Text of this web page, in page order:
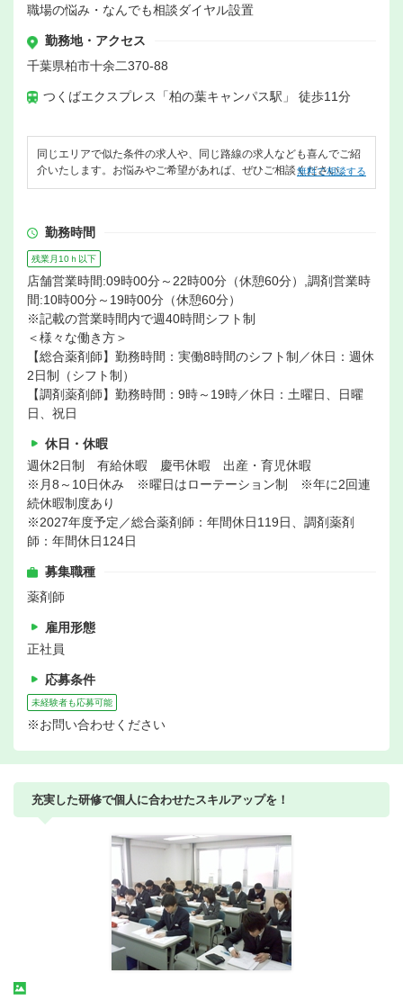
職場の悩み・なんでも相談ダイヤル設置
勤務地・アクセス
千葉県柏市十余二370-88
つくばエクスプレス「柏の葉キャンパス駅」 徒歩11分
同じエリアで似た条件の求人や、同じ路線の求人なども喜んでご紹
介いたします。お悩みやご希望があれば、ぜひご相談ください。
無料で相談する
勤務時間
残業月10ｈ以下
店舗営業時間:09時00分～22時00分（休憩60分）,調剤営業時
間:10時00分～19時00分（休憩60分）
※記載の営業時間内で週40時間シフト制
＜様々な働き方＞
【総合薬剤師】勤務時間：実働8時間のシフト制／休日：週休
2日制（シフト制）
【調剤薬剤師】勤務時間：9時～19時／休日：土曜日、日曜
日、祝日
休日・休暇
週休2日制 有給休暇 慶弔休暇 出産・育児休暇
※月8～10日休み ※曜日はローテーション制 ※年に2回連
続休暇制度あり
※2027年度予定／総合薬剤師：年間休日119日、調剤薬剤
師：年間休日124日
募集職種
薬剤師
雇用形態
正社員
応募条件
未経験者も応募可能
※お問い合わせください
充実した研修で個人に合わせたスキルアップを！